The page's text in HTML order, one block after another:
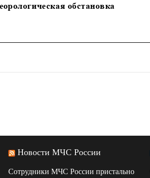
Новости МЧС России
Сотрудники МЧС России пристально